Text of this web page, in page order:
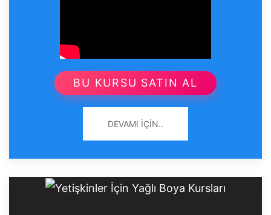
BU KURSU SATIN AL
DEVAMI İÇIN..